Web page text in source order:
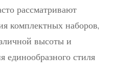
рассматривают
комплектных наборов,
высоты и
единообразного стиля